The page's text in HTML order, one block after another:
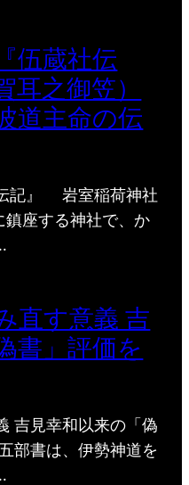
伍蔵社伝
之御笠）
道主命の伝
記』 岩室稲荷神社
座する神社で、か
直す意義 吉
書」評価を
吉見幸和以来の「偽
書は、伊勢神道を